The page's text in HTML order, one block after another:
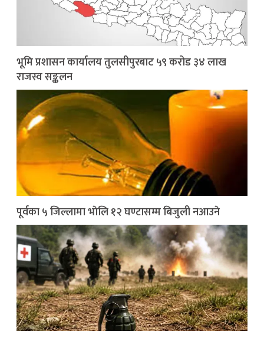
भूमि प्रशासन कार्यालय तुलसीपुरबाट ५९ करोड ३४ लाख
राजस्व सङ्कलन
पूर्वका ५ जिल्लामा भाेलि १२ घण्टासम्म बिजुली नआउने